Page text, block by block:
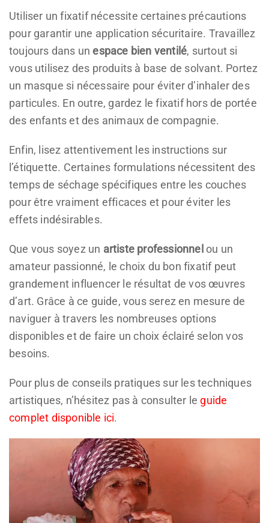
Utiliser un fixatif nécessite certaines précautions
pour garantir une application sécuritaire. Travaillez
toujours dans unespace bien ventilé, surtout si
vous utilisez des produits à base de solvant. Portez
un masque si nécessaire pour éviter d’inhaler des
particules. En outre, gardez le fixatif hors de portée
des enfants et des animaux de compagnie.
Enfin, lisez attentivement les instructions sur
l’étiquette. Certaines formulations nécessitent des
temps de séchage spécifiques entre les couches
pour être vraiment efficaces et pour éviter les
effets indésirables.
Que vous soyez un artiste professionnel ou un
amateur passionné, le choix du bon fixatif peut
grandement influencer le résultat de vos œuvres
d’art. Grâce à ce guide, vous serez en mesure de
naviguer à travers les nombreuses options
disponibles et de faire un choix éclairé selon vos
besoins.
Pour plus de conseils pratiques sur les techniques
artistiques, n’hésitez pas à consulter le guide
complet disponible ici.